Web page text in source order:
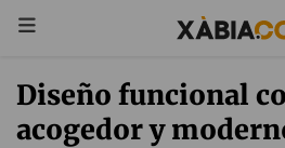
Diseño funcional
acogedor y